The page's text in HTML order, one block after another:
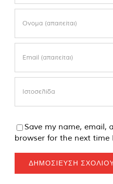
Save my name, email,
browser for the next time